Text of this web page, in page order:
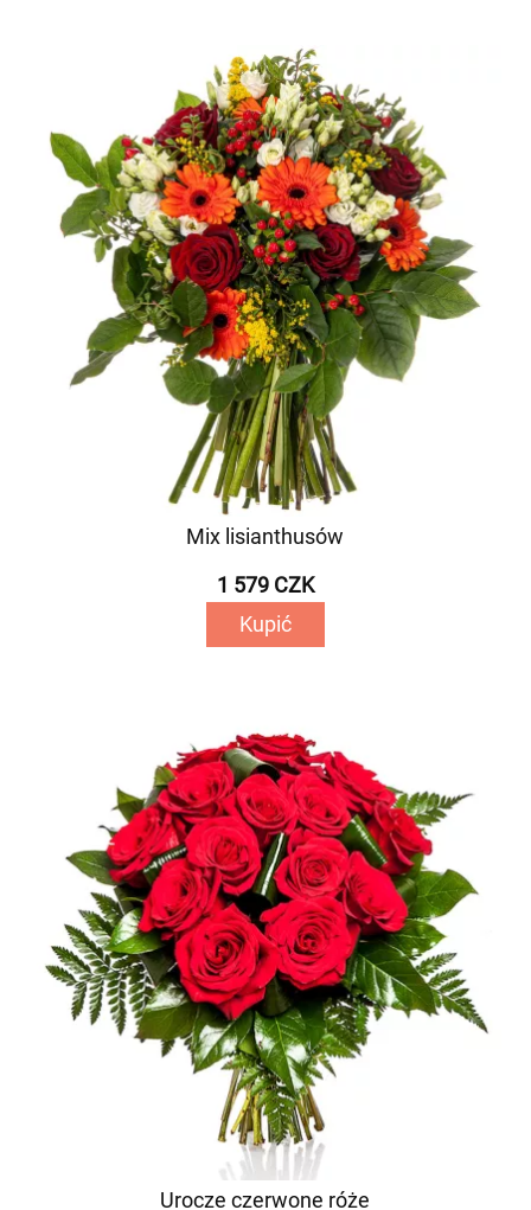
Mix lisianthusów
1 579 CZK
Kupić
Urocze czerwone róże